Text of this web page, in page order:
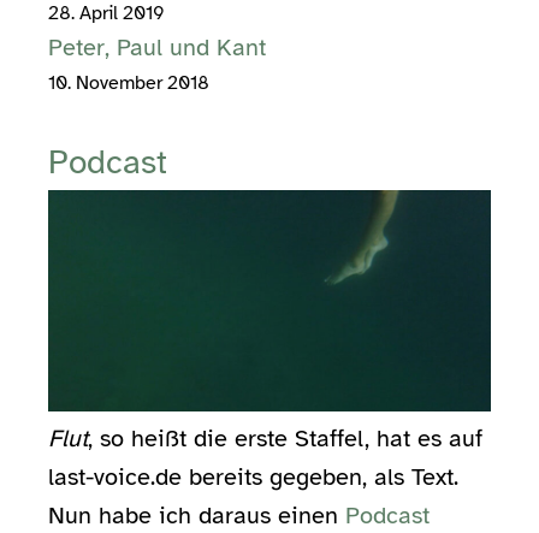
28. April 2019
Peter, Paul und Kant
10. November 2018
Podcast
Flut, so heißt die erste Staffel, hat es auf
last-voice.de bereits gegeben, als Text.
Nun habe ich daraus einen Podcast